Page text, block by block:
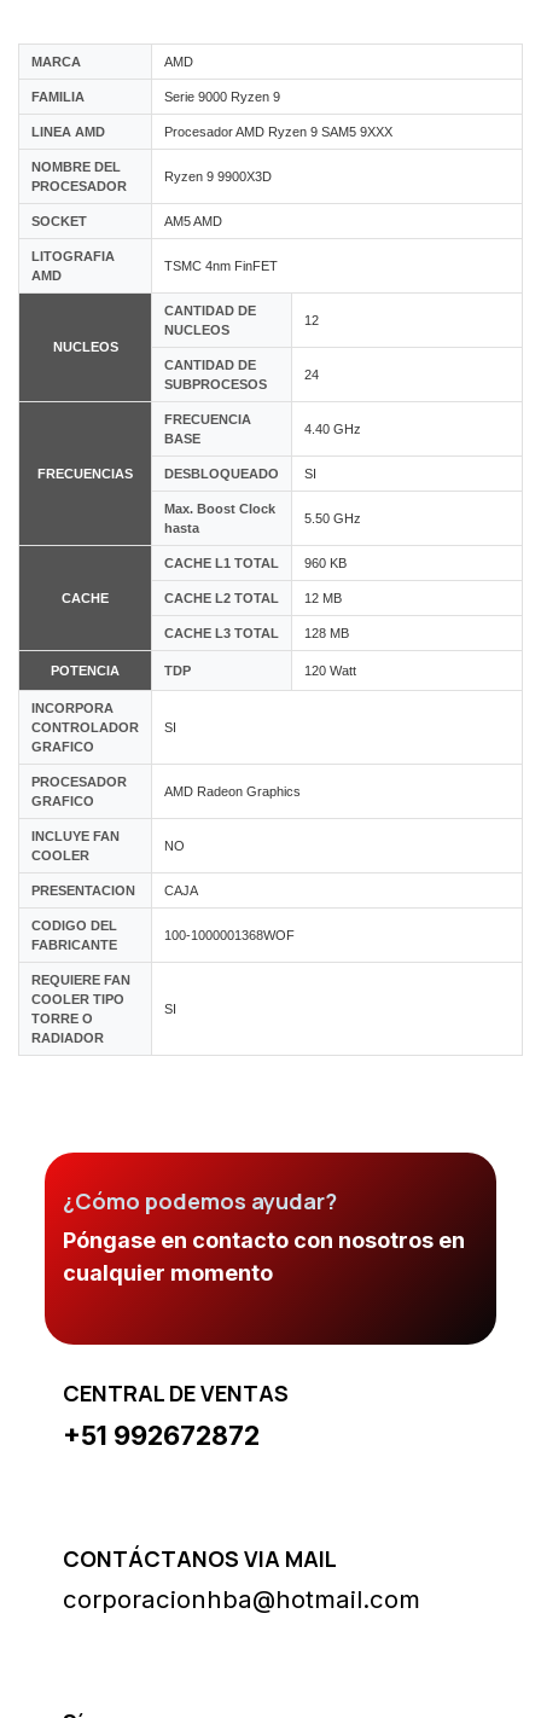
MARCA AMD
FAMILIA Serie 9000 Ryzen 9
LINEA AMD Procesador AMD Ryzen 9 SAM5 9XXX
NOMBRE DEL
PROCESADOR
Ryzen 9 9900X3D
SOCKET AM5 AMD
LITOGRAFIA
AMD
TSMC 4nm FinFET
NUCLEOS
CANTIDAD DE
NUCLEOS
12
CANTIDAD DE
SUBPROCESOS
24
FRECUENCIAS
FRECUENCIA
BASE
4.40 GHz
DESBLOQUEADO SI
Max. Boost Clock
hasta
5.50 GHz
CACHE
CACHE L1 TOTAL 960 KB
CACHE L2 TOTAL 12 MB
CACHE L3 TOTAL 128 MB
POTENCIA TDP 120 Watt
INCORPORA
CONTROLADOR
GRAFICO
SI
PROCESADOR
GRAFICO
AMD Radeon Graphics
INCLUYE FAN
COOLER
NO
PRESENTACION CAJA
CODIGO DEL
FABRICANTE
100-1000001368WOF
REQUIERE FAN
COOLER TIPO
TORRE O
RADIADOR
SI
¿Cómo podemos ayudar?
Póngase en contacto con nosotros en
cualquier momento
CENTRAL DE VENTAS
+51 992672872
CONTÁCTANOS VIA MAIL
corporacionhba@hotmail.com